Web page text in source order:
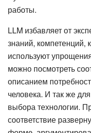
работы.
LLM избавляет от
знаний, компетенций,
используют
можно посмотреть
описанием
человека. И так же
выбора технологии.
соответствие